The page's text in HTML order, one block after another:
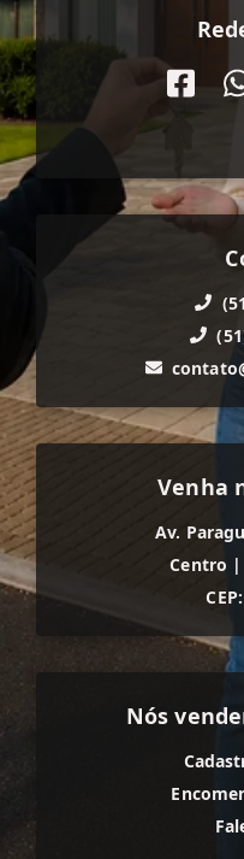
Venha
Av.
Centro |
Nós